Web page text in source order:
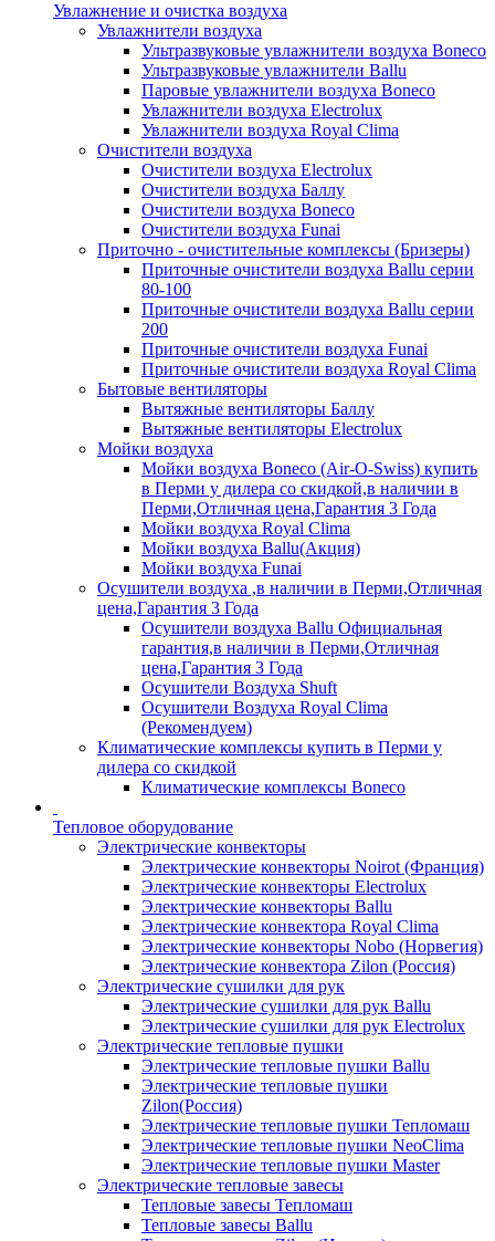
Увлажнение и очистка воздуха
Увлажнители воздуха
Ультразвуковые увлажнители воздуха Boneco
Ультразвуковые увлажнители Ballu
Паровые увлажнители воздуха Boneco
Увлажнители воздуха Electrolux
Увлажнители воздуха Royal Clima
Очистители воздуха
Очистители воздуха Electrolux
Очистители воздуха Баллу
Очистители воздуха Boneco
Очистители воздуха Funai
Приточно - очистительные комплексы (Бризеры)
Приточные очистители воздуха Ballu серии
80-100
Приточные очистители воздуха Ballu серии
200
Приточные очистители воздуха Funai
Приточные очистители воздуха Royal Clima
Бытовые вентиляторы
Вытяжные вентиляторы Баллу
Вытяжные вентиляторы Electrolux
Мойки воздуха
Мойки воздуха Boneco (Air-O-Swiss) купить
в Перми у дилера со скидкой,в наличии в
Перми,Отличная цена,Гарантия 3 Года
Мойки воздуха Royal Clima
Мойки воздуха Ballu(Акция)
Мойки воздуха Funai
Осушители воздуха ,в наличии в Перми,Отличная
цена,Гарантия 3 Года
Осушители воздуха Ballu Официальная
гарантия,в наличии в Перми,Отличная
цена,Гарантия 3 Года
Осушители Воздуха Shuft
Осушители Воздуха Royal Clima
(Рекомендуем)
Климатические комплексы купить в Перми у
дилера со скидкой
Климатические комплексы Boneсo
Тепловое оборудование
Электрические конвекторы
Электрические конвекторы Noirot (Франция)
Электрические конвекторы Electrolux
Электрические конвекторы Ballu
Электрические конвектора Royal Clima
Электрические конвекторы Nobo (Норвегия)
Электрические конвектора Zilon (Россия)
Электрические сушилки для рук
Электрические сушилки для рук Ballu
Электрические сушилки для рук Electrolux
Электрические тепловые пушки
Электрические тепловые пушки Ballu
Электрические тепловые пушки
Zilon(Россия)
Электрические тепловые пушки Тепломаш
Электрические тепловые пушки NeoClima
Электрические тепловые пушки Master
Электрические тепловые завесы
Тепловые завесы Тепломаш
Тепловые завесы Ballu